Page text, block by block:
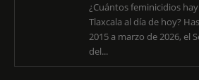
¿Cuántos feminicidios
Tlaxcala al día de hoy? Hasta el momento, de
2015 a marzo de 2026, el
del...